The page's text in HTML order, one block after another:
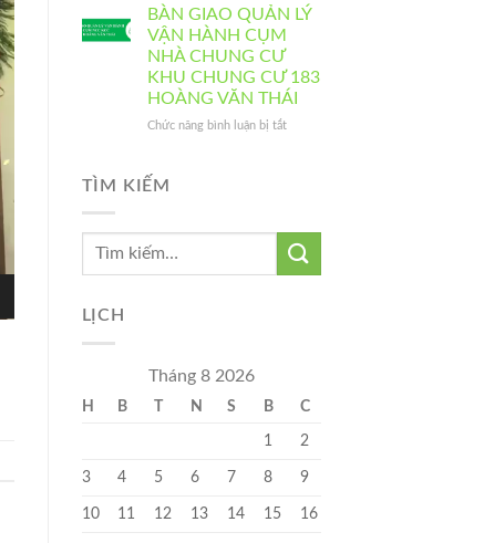
tại
nhà
chung
cư
Sky
Central
BÁO
HOẠT
ĐỘNG
CỦA
BAN
QUẢN
TRỊ
Tết
Trung
thu
BÀN GIAO QUẢN LÝ
VẬN HÀNH CỤM
NHÀ CHUNG CƯ
KHU CHUNG CƯ 183
HOÀNG VĂN THÁI
Chức năng bình luận bị tắtở
CỤM
NHÀ
HOÀNG
THÁI
TÌM KIẾM
LỊCH
Tháng 8 2026
H B T N S B C
1 2
3 4 5 6 7 8 9
10 11 12 13 14 15 16